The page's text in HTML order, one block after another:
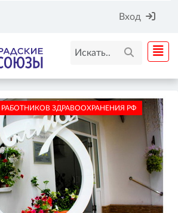
Вход
ЗДРАВООХРАНЕНИЯ РФ